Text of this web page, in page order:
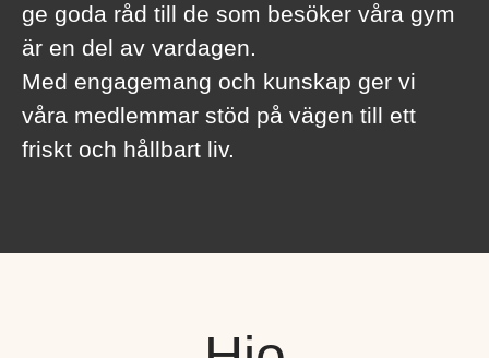
ge goda råd till de som besöker våra gym
är en del av vardagen.
Med engagemang och kunskap ger vi
våra medlemmar stöd på vägen till ett
friskt och hållbart liv.